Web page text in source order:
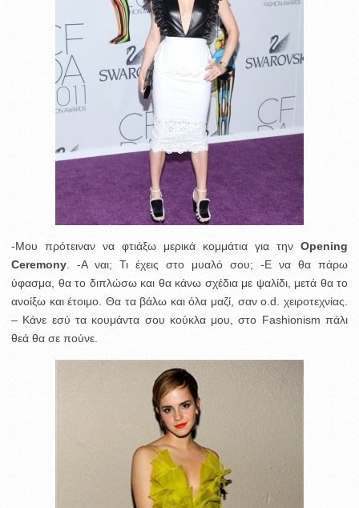
-Μου πρότειναν να φτιάξω μερικά κομμάτια για την Opening
Ceremony . -Α ναι; Τι έχεις στο μυαλό σου; -Ε να θα πάρω
ύφασμα, θα το διπλώσω και θα κάνω σχέδια με ψαλίδι, μετά θα το
ανοίξω και έτοιμο. Θα τα βάλω και όλα μαζί, σαν o.d. χειροτεχνίας.
– Κάνε εσύ τα κουμάντα σου κούκλα μου, στο Fashionism πάλι
θεά θα σε πούνε.